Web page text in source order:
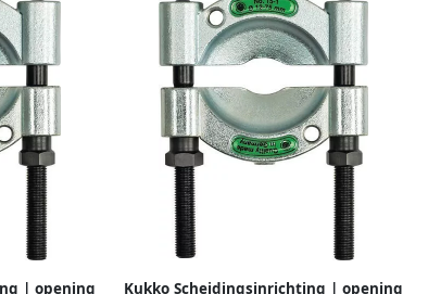
| opening
Kukko Scheidingsinrichting | opening